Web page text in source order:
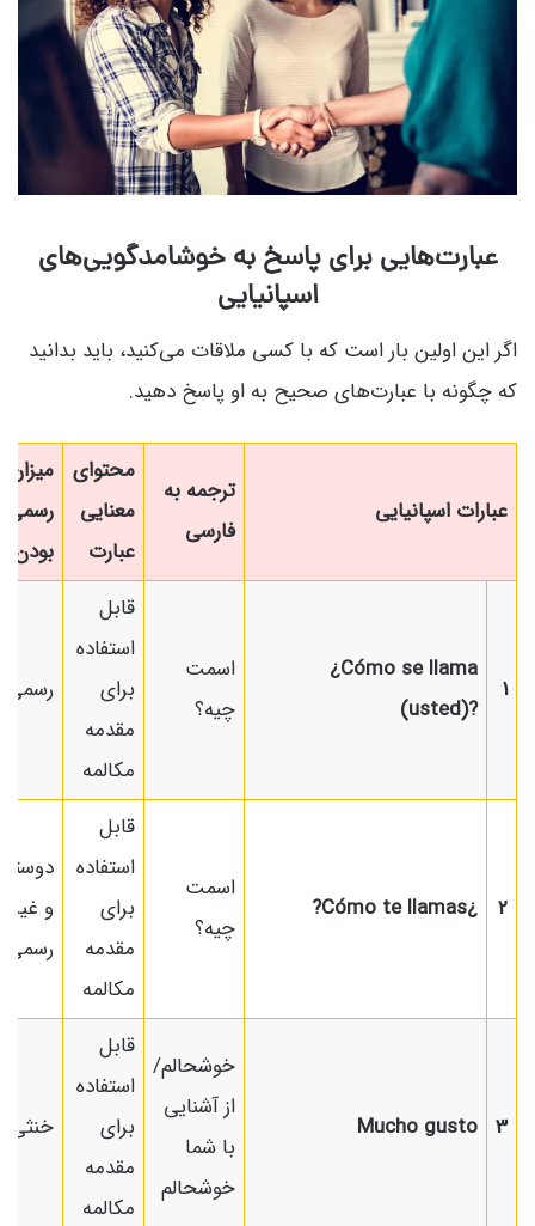
عبارت‌هایی برای پاسخ به خوشامدگویی‌های
اسپانیایی
اگر این اولین بار است که با کسی ملاقات می‌کنید، باید بدانید
که چگونه با عبارت‌های صحیح به او پاسخ دهید.
عبارات اسپانیایی
ترجمه به
فارسی
محتوای
معنایی
عبارت
میزان
رسمی
بودن
1
¿Cómo se llama
(usted)?
اسمت
چیه؟
قابل
استفاده
برای
مقدمه
مکالمه
رسمی
2
¿Cómo te llamas?
اسمت
چیه؟
قابل
استفاده
برای
مقدمه
مکالمه
و غیر
رسمی
3
Mucho gusto
خوشحالم/
از آشنایی
با شما
خوشحالم
قابل
استفاده
برای
مقدمه
مکالمه
خنثی